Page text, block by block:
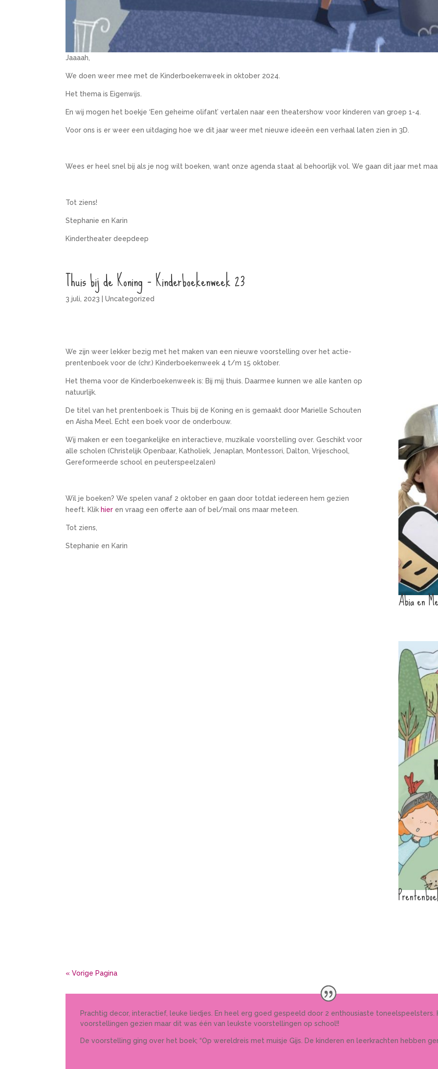
Jaaaah,
We doen weer mee met de Kinderboekenweek in oktober 2024.
Het thema is Eigenwijs.
En wij mogen het boekje ‘Een geheime olifant’ vertalen naar een theatershow voor kinderen van groep 1-4.
Voor ons is er weer een uitdaging hoe we dit jaar weer met nieuwe ideeën een verhaal laten zien in 3D.
Wees er heel snel bij als je nog wilt boeken, want onze agenda staat al behoorlijk vol. We gaan dit jaar met
Tot ziens!
Stephanie en Karin
Kindertheater deepdeep
Thuis bij de Koning – Kinderboekenweek 23
3 juli, 2023 |Uncategorized
We zijn weer lekker bezig met het maken van een nieuwe voorstelling over het actie-
prentenboek voor de (chr.) Kinderboekenweek 4 t/m 15 oktober.
Het thema voor de Kinderboekenweek is: Bij mij thuis. Daarmee kunnen we alle kanten op
natuurlijk.
De titel van het prentenboek is Thuis bij de Koning en is gemaakt door Marielle Schouten
en Aisha Meel. Echt een boek voor de onderbouw.
Wij maken er een toegankelijke en interactieve, muzikale voorstelling over. Geschikt voor
alle scholen (Christelijk Openbaar, Katholiek, Jenaplan, Montessori, Dalton, Vrijeschool,
Gereformeerde school en peuterspeelzalen)
Wil je boeken? We spelen vanaf 2 oktober en gaan door totdat iedereen hem gezien
heeft. Klik hier en vraag een offerte aan of bel/mail ons maar meteen.
Tot ziens,
Stephanie en Karin
Abia en
« Vorige Pagina
Prachtig decor, interactief, leuke liedjes. En heel erg goed gespeeld door 2 enthousiaste
voorstellingen gezien maar dit was één van leukste voorstellingen op school!!
De voorstelling ging over het boek; “Op wereldreis met muisje Gijs. De kinderen en leerkrachten hebben